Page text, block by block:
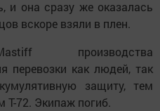
и она сразу же оказалась
вскоре взяли в плен.
производства
перевозки как людей, так
защиту, тем
Т-72. Экипаж погиб.